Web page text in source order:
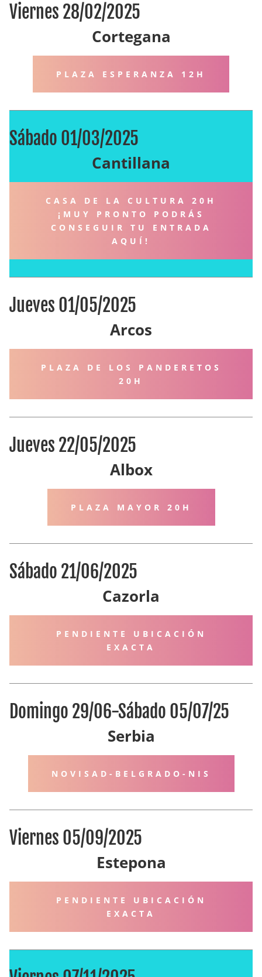
Viernes 28/02/2025
Cortegana
PLAZA ESPERANZA 12H
Sábado 01/03/2025
Cantillana
CASA DE LA CULTURA 20H
¡MUY PRONTO PODRÁS
CONSEGUIR TU ENTRADA
AQUÍ!
Jueves 01/05/2025
Arcos
PLAZA DE LOS PANDERETOS
20H
Jueves 22/05/2025
Albox
PLAZA MAYOR 20H
Sábado 21/06/2025
Cazorla
PENDIENTE UBICACIÓN
EXACTA
Domingo 29/06-Sábado 05/07/25
Serbia
NOVISAD-BELGRADO-NIS
Viernes 05/09/2025
Estepona
PENDIENTE UBICACIÓN
EXACTA